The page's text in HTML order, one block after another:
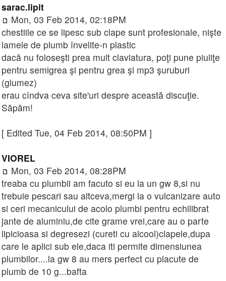
sarac.lipit
Mon, 03 Feb 2014, 02:18PM
chestiile ce se lipesc sub clape sunt profesionale, nişte
lamele de plumb învelite-n plastic
dacă nu foloseşti prea mult claviatura, poţi pune piuliţe
pentru semigrea şi pentru grea şi mp3 şuruburi
(glumez)
erau cîndva ceva site'uri despre această discuţie.
Săpăm!
[ Edited Tue, 04 Feb 2014, 08:50PM ]
VIOREL
Mon, 03 Feb 2014, 08:28PM
treaba cu plumbii am facuto si eu la un gw 8,si nu
trebuie pescari sau altceva,mergi la o vulcanizare auto
si ceri mecanicului de acolo plumbi pentru echilibrat
jante de aluminiu,de cite grame vrei,care au o parte
lipicioasa si degresezi (cureti cu alcool)clapele,dupa
care le aplici sub ele,daca iti permite dimensiunea
plumbilor....la gw 8 au mers perfect cu placute de
plumb de 10 g...bafta